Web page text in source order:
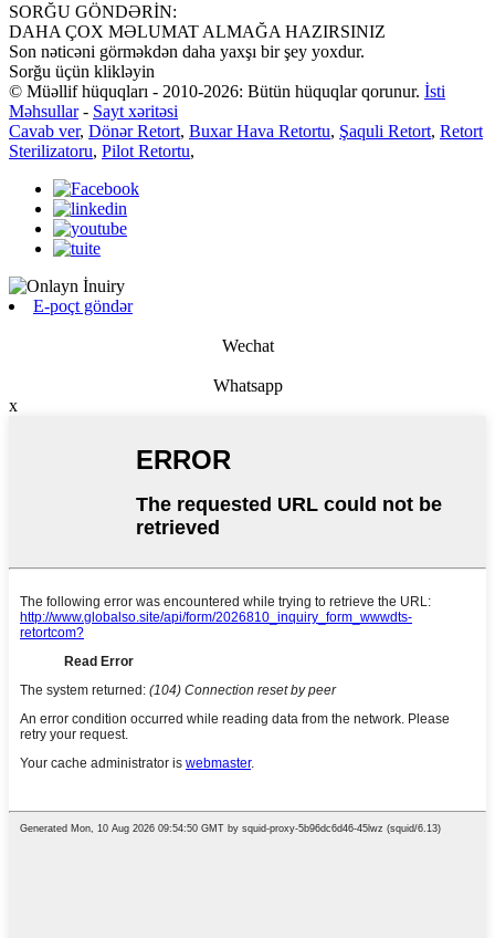
SORĞU GÖNDƏRİN:
DAHA ÇOX MƏLUMAT ALMAĞA HAZIRSINIZ
Son nəticəni görməkdən daha yaxşı bir şey yoxdur.
Sorğu üçün klikləyin
© Müəllif hüquqları - 2010-2026: Bütün hüquqlar qorunur. İsti
Məhsullar- Sayt xəritəsi
Cavab ver, Dönər Retort, Buxar Hava Retortu, Şaquli Retort, Retort
Sterilizatoru, Pilot Retortu,
E-poçt göndər
Wechat
Whatsapp
x